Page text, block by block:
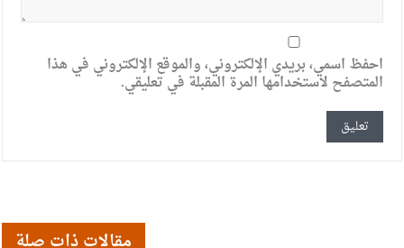
احفظ اسمي، بريدي الإلكتروني، والموقع الإلكتروني في هذا
المتصفح لاستخدامها المرة المقبلة في تعليقي.